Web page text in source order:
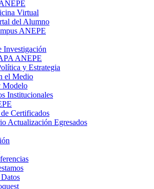
Virtual
del Alumno
ANEPE
Investigación
ANEPE
y Estrategia
el Medio
Modelo
Institucionales
Certificados
Actualización Egresados